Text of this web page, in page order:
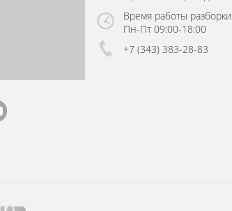
Время работы разборки
Пн-Пт 09:00-18:00
+7 (343) 383-28-83